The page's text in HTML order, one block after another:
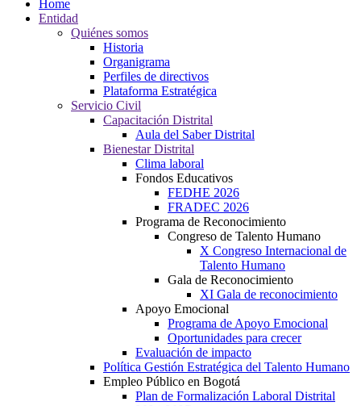
Home
Entidad
Quiénes somos
Historia
Organigrama
Perfiles de directivos
Plataforma Estratégica
Servicio Civil
Capacitación Distrital
Aula del Saber Distrital
Bienestar Distrital
Clima laboral
Fondos Educativos
FEDHE 2026
FRADEC 2026
Programa de Reconocimiento
Congreso de Talento Humano
X Congreso Internacional de
Talento Humano
Gala de Reconocimiento
XI Gala de reconocimiento
Apoyo Emocional
Programa de Apoyo Emocional
Oportunidades para crecer
Evaluación de impacto
Política Gestión Estratégica del Talento Humano
Empleo Público en Bogotá
Plan de Formalización Laboral Distrital